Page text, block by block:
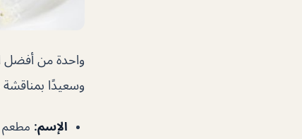
واحدة من أفضل
وسعيدًا بمناقشة
الإسم: مطعم